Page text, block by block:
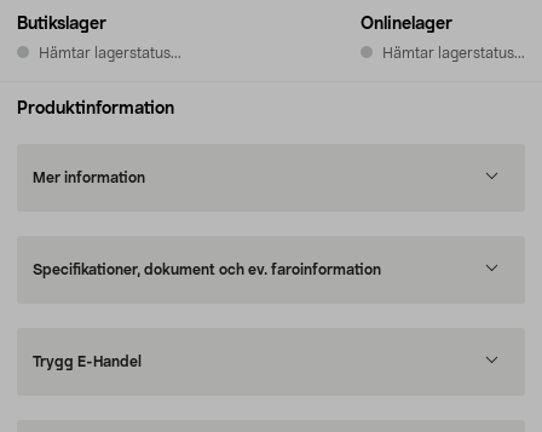
Butikslager
Hämtar lagerstatus...
Onlinelager
Hämtar lagerstatus...
Produktinformation
Mer information
Specifikationer, dokument och ev. faroinformation
Trygg E-Handel